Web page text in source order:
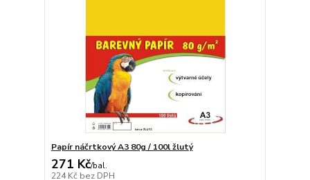
Papír náčrtkový A3 80g / 100l žlutý
271 Kč/bal.
224 Kč bez DPH